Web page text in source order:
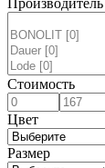
Стоимость
Цвет
Размер